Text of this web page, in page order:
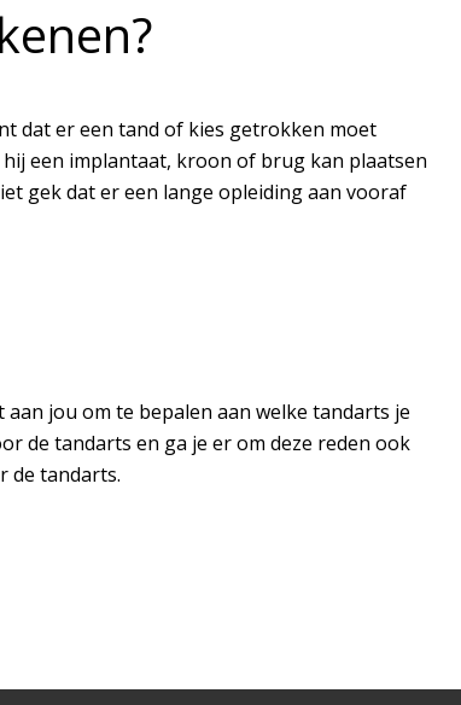
dat er een tand of kies getrokken moet
een implantaat, kroon of brug kan plaatsen
gek dat er een lange opleiding aan vooraf
jou om te bepalen aan welke tandarts je
de tandarts en ga je er om deze reden ook
de tandarts.